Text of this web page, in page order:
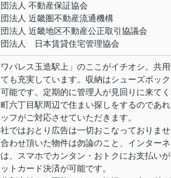
法人 不動産保証協会
法人 近畿圏不動産流通機構
法人 近畿地区不動産公正取引協議会
法人 日本賃貸住宅管理協会
ワパレス玉造駅上」のここがイチオシ。共
ても充実しています。収納はシューズボッ
能です。定期的に管理人が見回りに来て
六丁目駅周辺で住まい探しをするのであ
フがご対応させていただきます。
ではおとり広告は一切おこなっておりませ
わせ頂いた物件は勿論のこと、インター
、スマホでカンタン・おトクにお支払い
トカード決済が可能です。